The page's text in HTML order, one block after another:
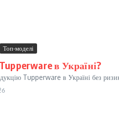
Топ-моделі
в Україні?
Tupperware в Україні без